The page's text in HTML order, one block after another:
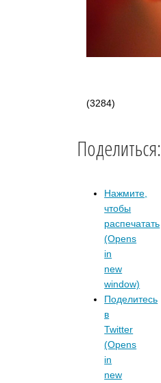
(3284)
Поделиться:
Нажмите,
чтобы
распечатать
(Opens
in
new
window)
Поделитесь
в
Twitter
(Opens
in
new